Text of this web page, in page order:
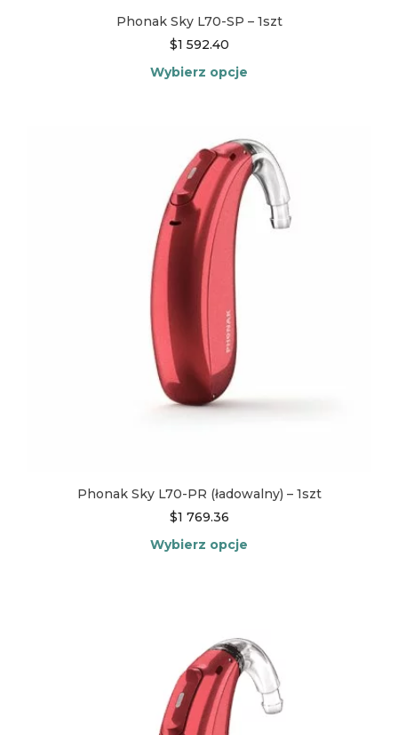
Phonak Sky L70-SP – 1szt
$1 592.40
Wybierz opcje
wiele
wariantów.
Opcje
można
wybrać
na
stronie
produktu
Phonak Sky L70-PR (ładowalny) – 1szt
$1 769.36
Wybierz opcje
wariantów.
Opcje
można
wybrać
na
stronie